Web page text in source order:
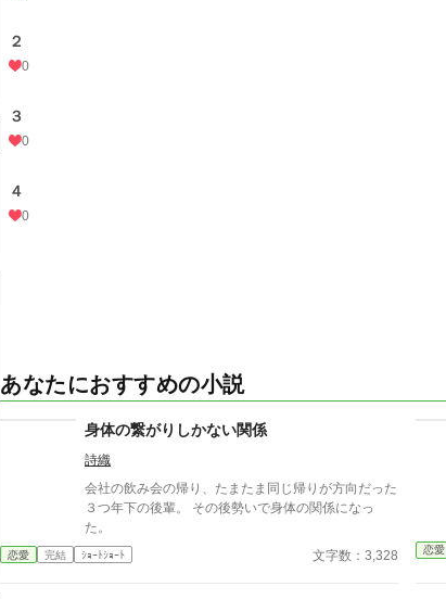
２
0
３
0
４
0
あなたにおすすめの小説
身体の繋がりしかない関係
詩織
会社の飲み会の帰り、たまたま同じ帰りが方向だった
３つ年下の後輩。 その後勢いで身体の関係になっ
た。
恋愛 完結 ｼｮｰﾄｼｮｰﾄ 文字数：3,328 恋愛